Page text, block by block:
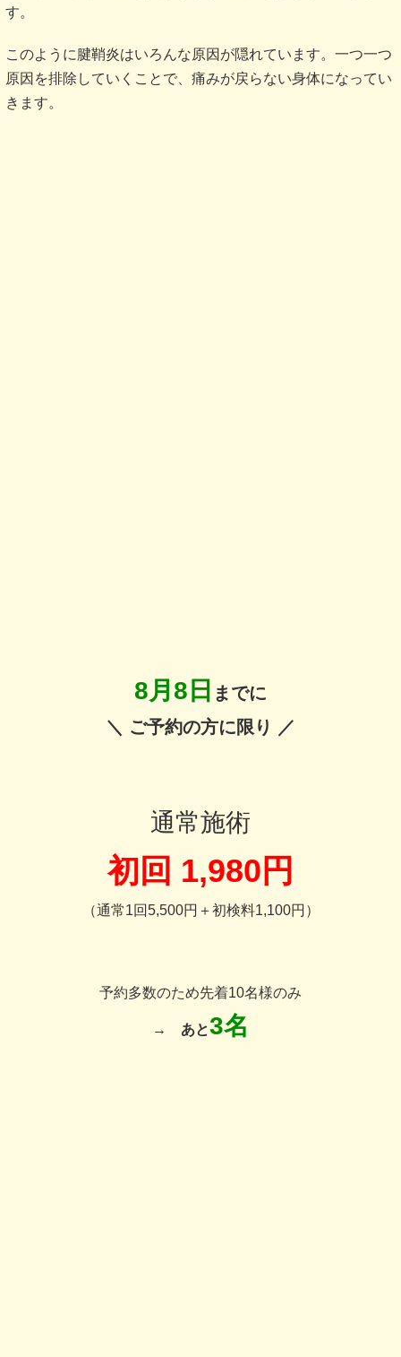
す。
このように腱鞘炎はいろんな原因が隠れています。一つ一つ
原因を排除していくことで、痛みが戻らない身体になってい
きます。
8月8日 までに
＼ ご予約の方に限り ／
通常施術
初回 1,980円
（通常1回5,500円＋初検料1,100円）
予約多数のため先着10名様のみ
→ あと3名